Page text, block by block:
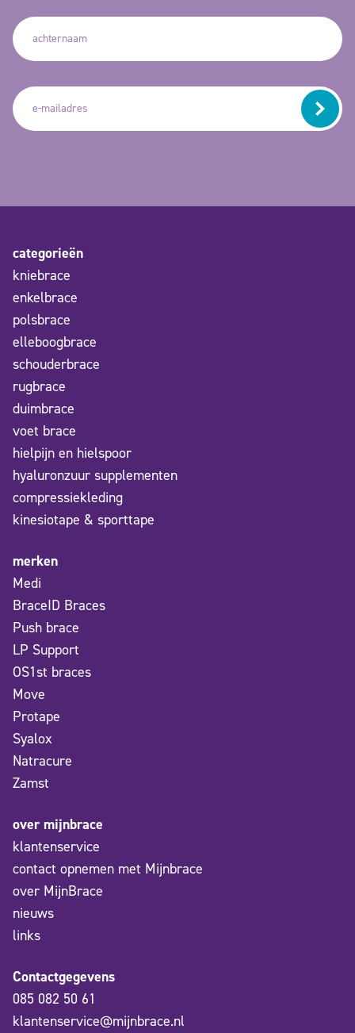
categorieën
kniebrace
enkelbrace
polsbrace
elleboogbrace
schouderbrace
rugbrace
duimbrace
voet brace
hielpijn en hielspoor
hyaluronzuur supplementen
compressiekleding
kinesiotape & sporttape
merken
Medi
BraceID Braces
Push brace
LP Support
OS1st braces
Move
Protape
Syalox
Natracure
Zamst
over mijnbrace
klantenservice
contact opnemen met Mijnbrace
over MijnBrace
nieuws
links
Contactgegevens
085 082 50 61
klantenservice@mijnbrace.nl